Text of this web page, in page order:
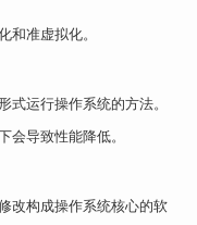
和准虚拟化。
式运行操作系统的方法。
会导致性能降低。
改构成操作系统核心的软